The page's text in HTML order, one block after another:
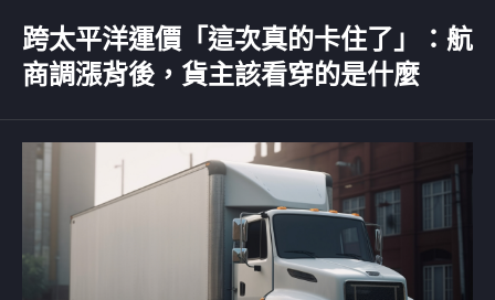
跨太平洋運價「這次真的卡住了」：航
商調漲背後，貨主該看穿的是什麼